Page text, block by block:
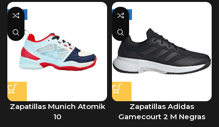
-36%
Zapatillas Munich Atomik
10
-14%
Zapatillas Adidas
Gamecourt 2 M Negras